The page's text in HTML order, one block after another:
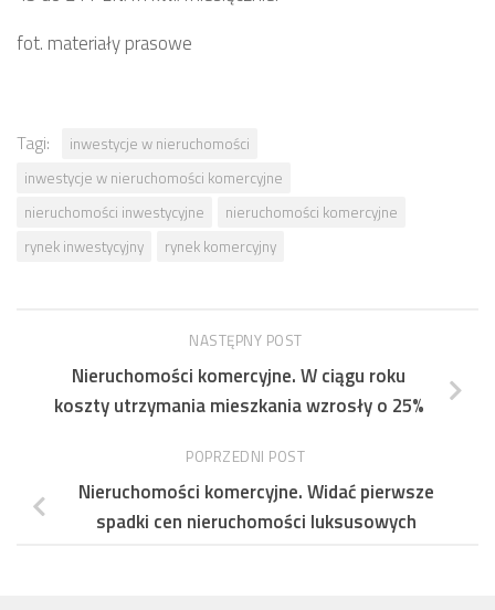
fot. materiały prasowe
Tagi:
inwestycje w nieruchomości
inwestycje w nieruchomości komercyjne
nieruchomości inwestycyjne
nieruchomości komercyjne
rynek inwestycyjny
rynek komercyjny
NASTĘPNY POST
Nieruchomości komercyjne. W ciągu roku
koszty utrzymania mieszkania wzrosły o 25%
POPRZEDNI POST
Nieruchomości komercyjne. Widać pierwsze
spadki cen nieruchomości luksusowych